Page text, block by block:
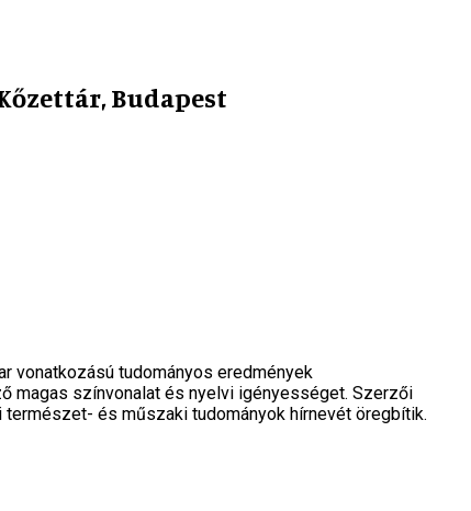
Budapest
vonatkozású tudományos eredmények
magas színvonalat és nyelvi igényességet. Szerzői
természet- és műszaki tudományok hírnevét öregbítik.